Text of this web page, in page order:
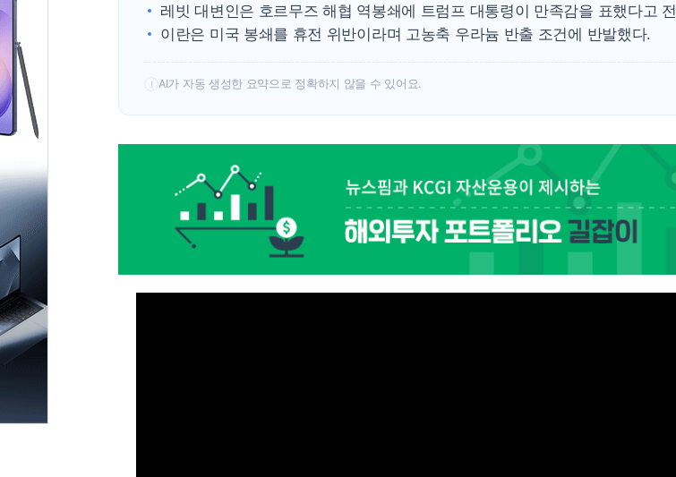
레빗 대변인은 호르무즈 해협 역봉쇄에 트럼프 대통령이 만족감을 표했다고
이란은 미국 봉쇄를 휴전 위반이라며 고농축 우라늄 반출 조건에 반발했다.
! AI가 자동 생성한 요약으로 정확하지 않을 수 있어요.